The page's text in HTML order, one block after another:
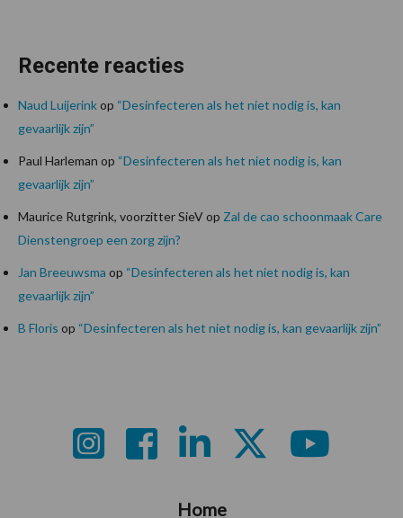
Recente reacties
Naud Luijerinkop “Desinfecteren als het niet nodig is, kan
gevaarlijk zijn”
Paul Harleman op “Desinfecteren als het niet nodig is, kan
gevaarlijk zijn”
Maurice Rutgrink, voorzitter SieVop Zal de cao schoonmaak Care
Dienstengroep een zorg zijn?
Jan Breeuwsma op “Desinfecteren als het niet nodig is, kan
gevaarlijk zijn”
B Floris op “Desinfecteren als het niet nodig is, kan gevaarlijk zijn”
Home